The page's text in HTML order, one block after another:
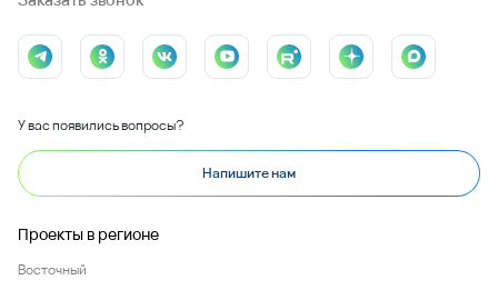
У вас появились вопросы?
Напишите нам
Проекты в регионе
Восточный